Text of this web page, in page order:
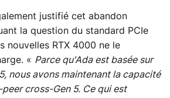
justifié cet abandon
la question du standard PCIe
nouvelles RTX 4000 ne le
« Parce qu'Ada est basée sur
nous avons maintenant la capacité
cross-Gen 5. Ce qui est